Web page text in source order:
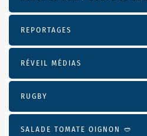
REPORTAGES
RÉVEIL MÉDIAS
RUGBY
SALADE TOMATE OIGNON 🥙